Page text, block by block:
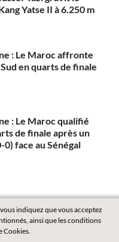
Yatse II à 6.250 m
: Le Maroc affronte
en quarts de finale
: Le Maroc qualifié
de finale après un
0) face au Sénégal
indiquez que vous acceptez
ainsi que les conditions
Cookies.